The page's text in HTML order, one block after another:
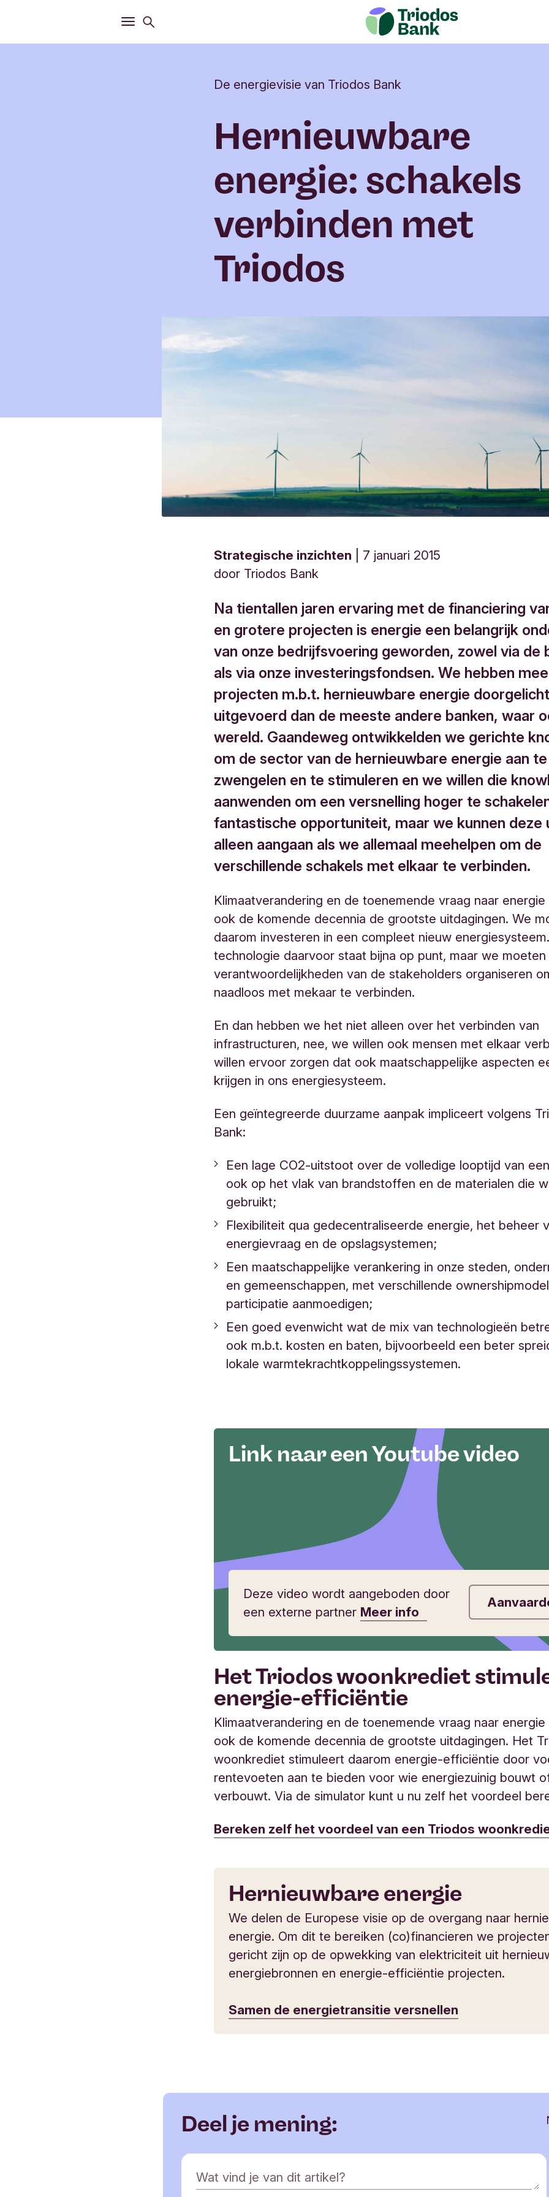
Openen
Hoofdmenu
De energievisie van Triodos Bank
Hernieuwbare
energie: schakels
verbinden met
Triodos
Strategische inzichten
7 januari 2015
door Triodos Bank
Na tientallen jaren ervaring met de financiering
en grotere projecten is energie een belangrijk
van onze bedrijfsvoering geworden, zowel via de
als via onze investeringsfondsen. We hebben
projecten m.b.t. hernieuwbare energie
uitgevoerd dan de meeste andere banken, waar
wereld. Gaandeweg ontwikkelden we gerichte
om de sector van de hernieuwbare energie aan te
zwengelen en te stimuleren en we willen die
aanwenden om een versnelling hoger te
fantastische opportuniteit, maar we kunnen deze
alleen aangaan als we allemaal meehelpen om de
verschillende schakels met elkaar te verbinden.
Klimaatverandering en de toenemende vraag naar energie
ook de komende decennia de grootste uitdagingen. We
daarom investeren in een compleet nieuw
technologie daarvoor staat bijna op punt, maar we
verantwoordelijkheden van de stakeholders organiseren
naadloos met mekaar te verbinden.
En dan hebben we het niet alleen over het verbinden van
infrastructuren, nee, we willen ook mensen met elkaar
willen ervoor zorgen dat ook maatschappelijke aspecten
krijgen in ons energiesysteem.
Een geïntegreerde duurzame aanpak impliceert volgens
Bank:
Een lage CO2-uitstoot over de volledige looptijd van
ook op het vlak van brandstoffen en de materialen die
gebruikt;
Flexibiliteit qua gedecentraliseerde energie, het beheer
energievraag en de opslagsystemen;
Een maatschappelijke verankering in onze steden,
en gemeenschappen, met verschillende
participatie aanmoedigen;
Een goed evenwicht wat de mix van technologieën
ook m.b.t. kosten en baten, bijvoorbeeld een beter
lokale warmtekrachtkoppelingssystemen.
Link naar een Youtube video
Deze video wordt aangeboden door
een externe partner Meer info
Het Triodos woonkrediet
energie-efficiëntie
Klimaatverandering en de toenemende vraag naar energie
ook de komende decennia de grootste uitdagingen. Het
woonkrediet stimuleert daarom energie-efficiëntie door
rentevoeten aan te bieden voor wie energiezuinig bouwt
verbouwt. Via de simulator kunt u nu zelf het voordeel
Bereken zelf het voordeel van een Triodos
Hernieuwbare energie
We delen de Europese visie op de overgang naar
energie. Om dit te bereiken (co)financieren we
gericht zijn op de opwekking van elektriciteit uit
energiebronnen en energie-efficiëntie projecten.
Samen de energietransitie versnellen
Deel je mening:
R
e
Wat vind je van dit artikel?